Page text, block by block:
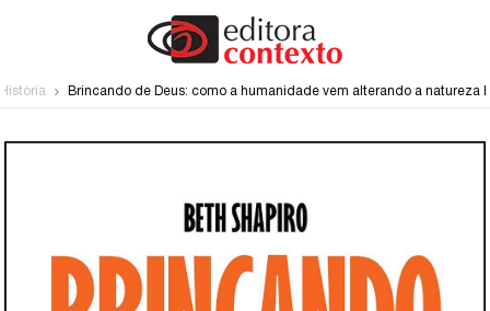
História Brincando de Deus: como a humanidade vem alterando a natureza